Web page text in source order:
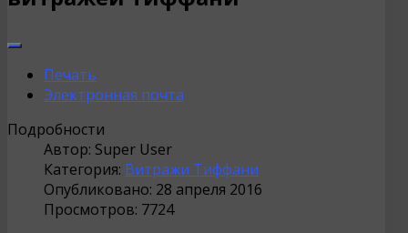
Печать
Электронная почта
Подробности
Автор: Super User
Категория: Витражи Тиффани
Опубликовано: 28 апреля 2016
Просмотров: 7724